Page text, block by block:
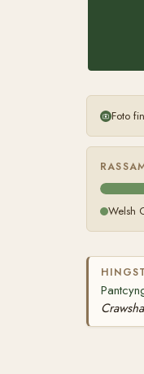
Foto
Welsh